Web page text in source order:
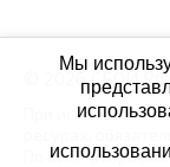
© 2026 СБОЙ.РФ
При
ресурах,
По всем
Мы